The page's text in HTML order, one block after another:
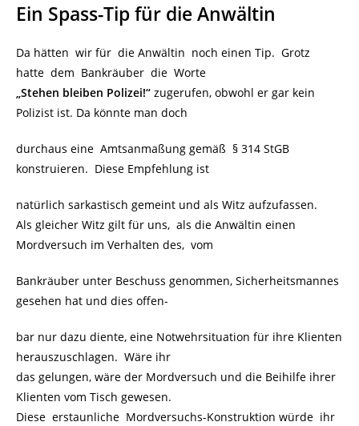
Ein Spass-Tip für die Anwältin
Da hätten wir für die Anwältin noch einen Tip. Grotz
hatte dem Bankräuber die Worte
„Stehen bleiben Polizei!“ zugerufen, obwohl er gar kein
Polizist ist. Da könnte man doch
durchaus eine Amtsanmaßung gemäß § 314 StGB
konstruieren. Diese Empfehlung ist
natürlich sarkastisch gemeint und als Witz aufzufassen.
Als gleicher Witz gilt für uns, als die Anwältin einen
Mordversuch im Verhalten des, vom
Bankräuber unter Beschuss genommen, Sicherheitsmannes
gesehen hat und dies offen-
bar nur dazu diente, eine Notwehrsituation für ihre Klienten
herauszuschlagen. Wäre ihr
das gelungen, wäre der Mordversuch und die Beihilfe ihrer
Klienten vom Tisch gewesen.
Diese erstaunliche Mordversuchs-Konstruktion würde ihr